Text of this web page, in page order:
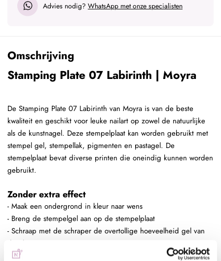
Advies nodig? WhatsApp met onze specialisten
Omschrijving
Stamping Plate 07 Labirinth | Moyra
De Stamping Plate 07 Labirinth van Moyra is van de beste
kwaliteit en geschikt voor leuke nailart op zowel de natuurlijke
als de kunstnagel. Deze stempelplaat kan worden gebruikt met
stempel gel, stempellak, pigmenten en pastagel. De
stempelplaat bevat diverse printen die oneindig kunnen worden
gebruikt.
Zonder extra effect
- Maak een ondergrond in kleur naar wens
- Breng de stempelgel aan op de stempelplaat
- Schraap met de schraper de overtollige hoeveelheid gel van
de plaat
- Duw de stempelaar op de stempelplaat